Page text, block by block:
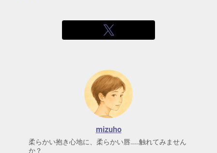
mizuho
柔らかい抱き心地に、柔らかい唇……触れてみません
か？